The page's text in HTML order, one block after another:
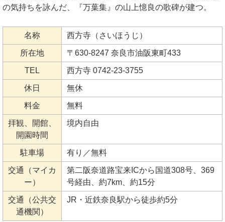
の気持ちを詠んだ、『万葉集』の山上憶良の歌碑が建つ。
名称 西方寺（さいほうじ）
所在地 〒630-8247 奈良市油阪東町433
TEL 西方寺 0742-23-3755
休日 無休
料金 無料
拝観、開館、
開園時間
境内自由
駐車場 有り／無料
交通（マイカ
ー）
第二阪奈道路宝来ICから国道308号、369
号経由、約7km、約15分
交通（公共交
通機関）
JR・近鉄奈良駅から徒歩約5分